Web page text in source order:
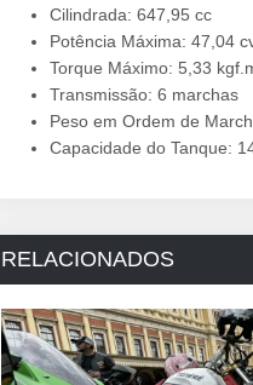
Cilindrada: 647,95 cc
Potência Máxima: 47,04
Torque Máximo: 5,33
Transmissão: 6 marchas
Peso em Ordem de
Capacidade do Tanque:
RELACIONADOS